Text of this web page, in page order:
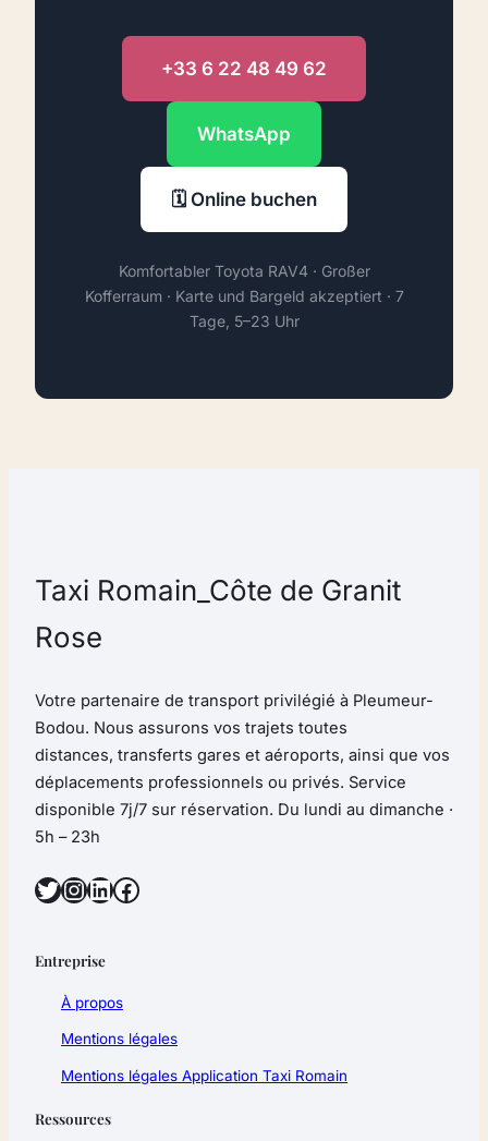
+33 6 22 48 49 62
WhatsApp
🗓️ Online buchen
Komfortabler Toyota RAV4 · Großer
Kofferraum · Karte und Bargeld akzeptiert · 7
Tage, 5–23 Uhr
Taxi Romain_Côte de Granit
Rose
Votre partenaire de transport privilégié à Pleumeur-
Bodou. Nous assurons vos trajets toutes
distances, transferts gares et aéroports, ainsi que vos
déplacements professionnels ou privés. Service
disponible 7j/7 sur réservation. Du lundi au dimanche ·
5h – 23h
Twitter InstagramLinkedIn Facebook
Entreprise
À propos
Mentions légales
Mentions légales Application Taxi Romain
Ressources